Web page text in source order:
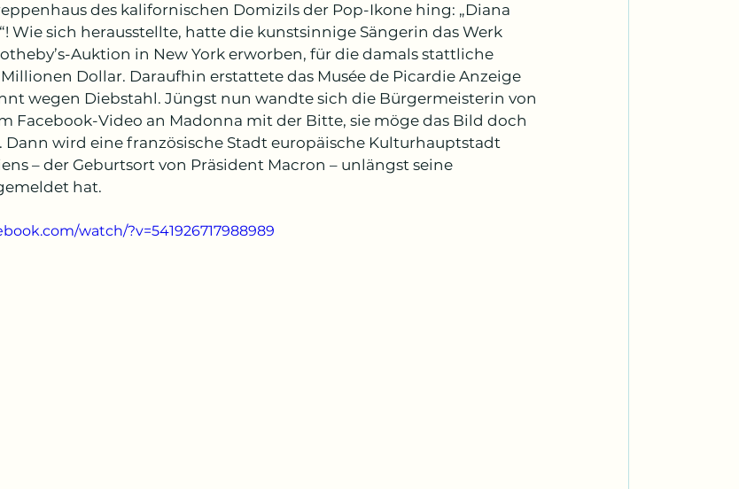
des kalifornischen Domizils der Pop-Ikone hing: „Diana
Wie sich herausstellte, hatte die kunstsinnige Sängerin das Werk
Auktion in New York erworben, für die damals stattliche
Millionen Dollar. Daraufhin erstattete das Musée de Picardie Anzeige
wegen Diebstahl. Jüngst nun wandte sich die Bürgermeisterin von
Facebook-Video an Madonna mit der Bitte, sie möge das Bild doch
Dann wird eine französische Stadt europäische Kulturhauptstadt
– der Geburtsort von Präsident Macron – unlängst seine
hat.
watch/?v=541926717988989